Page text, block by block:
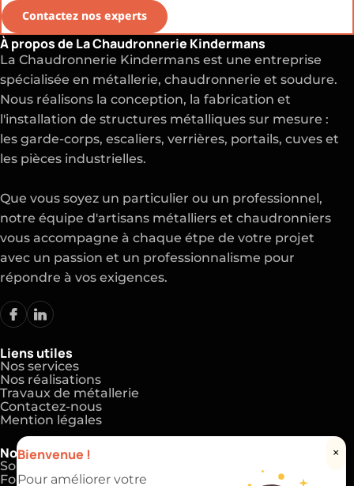
Contactez nos experts
Bienvenue ! ×
Pour améliorer votre
À propos de La Chaudronnerie Kindermans
La Chaudronnerie Kindermans est une entreprise
spécialisée en métallerie, chaudronnerie et soudure.
Nous réalisons la conception, la fabrication et
l'installation de structures métalliques sur mesure :
les garde-corps, escaliers, verrières, portails, cuves et
les pièces industrielles.
Que vous soyez un particulier ou un professionnel,
notre équipe d'artisans métalliers et chaudronniers
vous accompagne à chaque étpe de votre projet
avec un passion et un professionnalisme pour
répondre à vos exigences.
Liens utiles
Nos services
Nos réalisations
Travaux de métallerie
Contactez-nous
Mention légales
Nos expertises
Soudeur et chaudronnier
Formation en métallurgie